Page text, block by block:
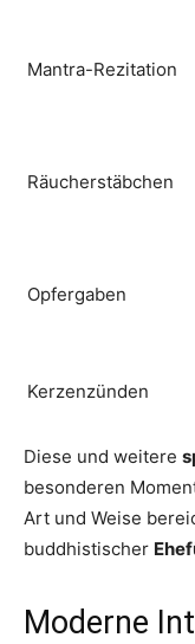
Mantra-Rezitation
Räucherstäbchen
Opfergaben
Kerzenzünden
Diese und weitere
besonderen
Art und Weise
buddhistischer
Moderne